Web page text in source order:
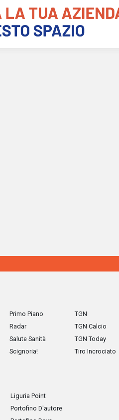
Primo Piano
Radar
Salute Sanità
Scignoria!
TGN
TGN Calcio
TGN Today
Tiro Incrociato
Liguria Point
Portofino D'autore